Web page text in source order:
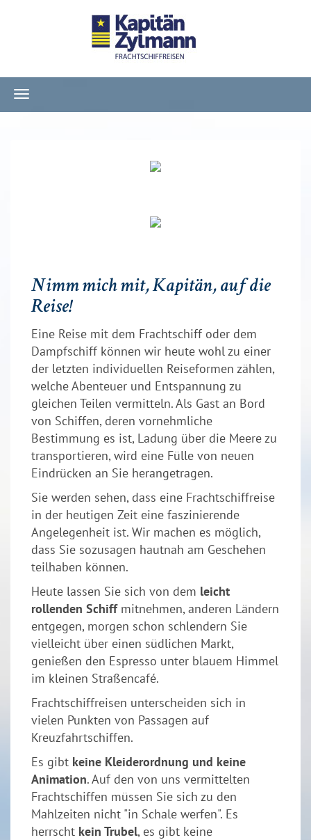
Navigation
ein-/ausblenden
Nimm mich mit, Kapitän, auf die
Reise!
Eine Reise mit dem Frachtschiff oder dem
Dampfschiff können wir heute wohl zu einer
der letzten individuellen Reiseformen zählen,
welche Abenteuer und Entspannung zu
gleichen Teilen vermitteln. Als Gast an Bord
von Schiffen, deren vornehmliche
Bestimmung es ist, Ladung über die Meere zu
transportieren, wird eine Fülle von neuen
Eindrücken an Sie herangetragen.
Sie werden sehen, dass eine Frachtschiffreise
in der heutigen Zeit eine faszinierende
Angelegenheit ist. Wir machen es möglich,
dass Sie sozusagen hautnah am Geschehen
teilhaben können.
Heute lassen Sie sich von dem leicht
rollenden Schiffmitnehmen, anderen Ländern
entgegen, morgen schon schlendern Sie
vielleicht über einen südlichen Markt,
genießen den Espresso unter blauem Himmel
im kleinen Straßencafé.
Frachtschiffreisen unterscheiden sich in
vielen Punkten von Passagen auf
Kreuzfahrtschiffen.
Es gibt keine Kleiderordnung und keine
Animation. Auf den von uns vermittelten
Frachtschiffen müssen Sie sich zu den
Mahlzeiten nicht "in Schale werfen". Es
herrscht kein Trubel, es gibt keine